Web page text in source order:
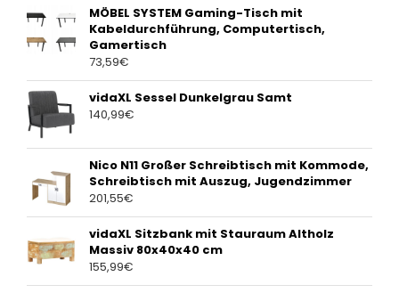
MÖBEL SYSTEM Gaming-Tisch mit
Kabeldurchführung, Computertisch,
Gamertisch
73,59€
vidaXL Sessel Dunkelgrau Samt
140,99€
Nico N11 Großer Schreibtisch mit Kommode,
Schreibtisch mit Auszug, Jugendzimmer
201,55€
vidaXL Sitzbank mit Stauraum Altholz
Massiv 80x40x40 cm
155,99€